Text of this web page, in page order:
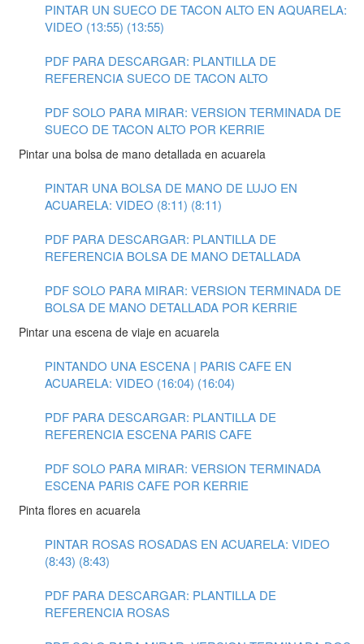
PINTAR UN SUECO DE TACON ALTO EN AQUARELA:
VIDEO (13:55) (13:55)
PDF PARA DESCARGAR: PLANTILLA DE
REFERENCIA SUECO DE TACON ALTO
PDF SOLO PARA MIRAR: VERSION TERMINADA DE
SUECO DE TACON ALTO POR KERRIE
Pintar una bolsa de mano detallada en acuarela
PINTAR UNA BOLSA DE MANO DE LUJO EN
ACUARELA: VIDEO (8:11) (8:11)
PDF PARA DESCARGAR: PLANTILLA DE
REFERENCIA BOLSA DE MANO DETALLADA
PDF SOLO PARA MIRAR: VERSION TERMINADA DE
BOLSA DE MANO DETALLADA POR KERRIE
Pintar una escena de viaje en acuarela
PINTANDO UNA ESCENA | PARIS CAFE EN
ACUARELA: VIDEO (16:04) (16:04)
PDF PARA DESCARGAR: PLANTILLA DE
REFERENCIA ESCENA PARIS CAFE
PDF SOLO PARA MIRAR: VERSION TERMINADA
ESCENA PARIS CAFE POR KERRIE
Pinta flores en acuarela
PINTAR ROSAS ROSADAS EN ACUARELA: VIDEO
(8:43) (8:43)
PDF PARA DESCARGAR: PLANTILLA DE
REFERENCIA ROSAS